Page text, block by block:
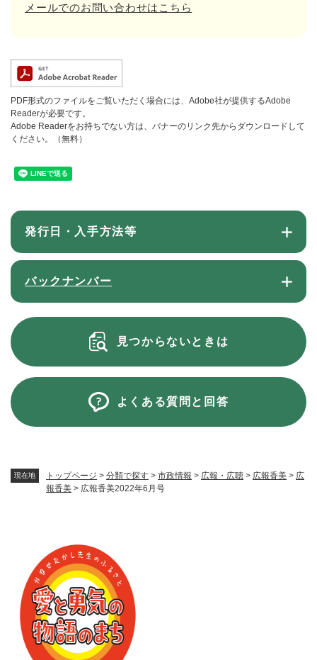
現在地 トップページ > 分類で探す > 市政情報 > 広報・広聴 > 広報香美 > 広
報香美 > 広報香美2022年6月号
メールでのお問い合わせはこちら
PDF形式のファイルをご覧いただく場合には、Adobe社が提供するAdobe
Readerが必要です。
Adobe Readerをお持ちでない方は、バナーのリンク先からダウンロードして
ください。（無料）
発行日・入手方法等
バックナンバー
見つからないときは
よくある質問と回答